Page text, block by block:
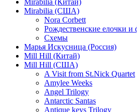
Mirabilia (Китай)
Mirabilia (США)
Nora Corbett
Рождественские елочки и
Схемы
Марья Искусница (Россия)
Mill Hill (Китай)
Mill Hill (США)
A Visit from St.Nick Quartet
Amylee Weeks
Angel Trilogy
Antarctic Santas
Antique keys Trilogy